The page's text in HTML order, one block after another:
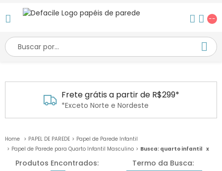
--
Frete grátis a partir de R$299*
*Exceto Norte e Nordeste
PAPEL DE PAREDE
Papel de Parede Infantil
Papel de Parede para Quarto Infantil Masculino
Busca: quarto infantil x